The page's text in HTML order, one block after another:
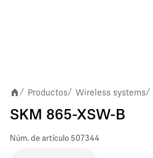
/ Productos/ Wireless systems/
SKM 865-XSW-B
Núm. de artículo 507344